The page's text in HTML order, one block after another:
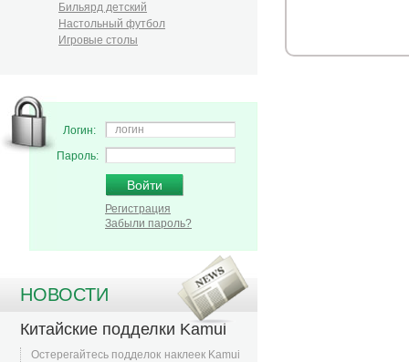
Бильярд детский
Настольный футбол
Игровые столы
Логин:
Пароль:
Регистрация
Забыли пароль?
НОВОСТИ
Китайские подделки Kamui
Остерегайтесь подделок наклеек Kamui